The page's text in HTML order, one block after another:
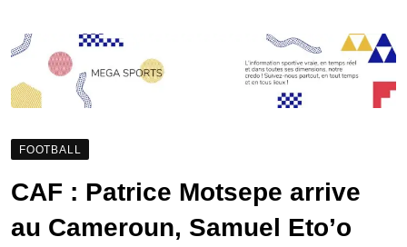
FOOTBALL
CAF : Patrice Motsepe arrive
au Cameroun, Samuel Eto’o